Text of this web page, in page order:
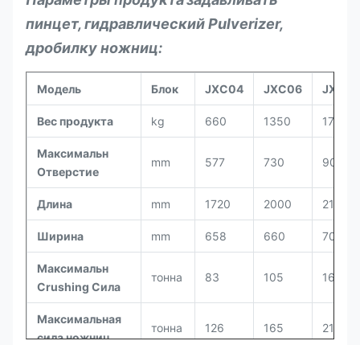
пинцет, гидравлический Pulverizer,
дробилку ножниц:
Модель Блок JXC04 JXC06 JXC08
Вес продукта kg 660 1350 1750
Максимальн
Отверстие
mm 577 730 900
Длина mm 1720 2000 2150
Ширина mm 658 660 706
Максимальн
Crushing Сила
тонна 83 105 165
Максимальная
сила ножниц
тонна 126 165 210